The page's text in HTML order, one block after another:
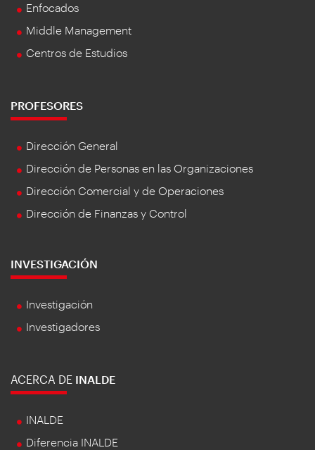
Enfocados
Middle Management
Centros de Estudios
PROFESORES
Dirección General
Dirección de Personas en las Organizaciones
Dirección Comercial y de Operaciones
Dirección de Finanzas y Control
INVESTIGACIÓN
Investigación
Investigadores
ACERCA DE INALDE
INALDE
Diferencia INALDE